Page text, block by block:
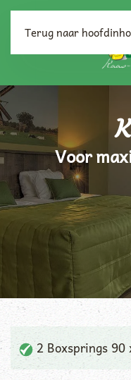
Terug naar
Voor
2 Boxsprings 90